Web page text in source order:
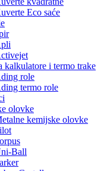
Eco saće
kalkulatore i termo trake
role
termo role
olovke
kemijske olovke
Ball